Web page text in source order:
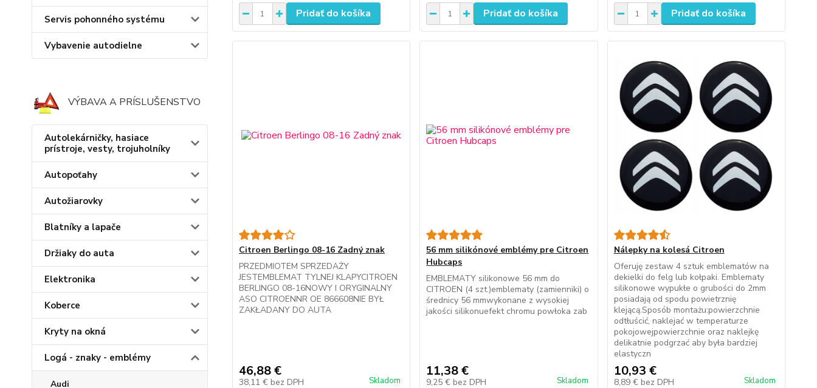
Servis pohonného systému
Vybavenie autodielne
VÝBAVA A PRÍSLUŠENSTVO
Autolekárničky, hasiace
prístroje, vesty, trojuholníky
Autopoťahy
Autožiarovky
Blatníky a lapače
Držiaky do auta
Elektronika
Koberce
Kryty na okná
Logá - znaky - emblémy
Audi
Pridať do košíka Pridať do košíka Pridať do košíka
Citroen Berlingo 08-16 Zadný znak
PRZEDMIOTEM SPRZEDAŻY
JESTEMBLEMAT TYLNEJ KLAPYCITROEN
BERLINGO 08-16NOWY I ORYGINALNY
ASO CITROENNR OE 866608NIE BYŁ
ZAKŁADANY DO AUTA
46,88 €
38,11 € bez DPH Skladom
56 mm silikónové emblémy pre Citroen
Hubcaps
EMBLEMATY silikonowe 56 mm do
CITROEN (4 szt.)emblematy (zamienniki) o
średnicy 56 mmwykonane z wysokiej
jakości silikonuefekt chromu powłoka zab
11,38 €
9,25 € bez DPH Skladom
Nálepky na kolesá Citroen
Oferuję zestaw 4 sztuk emblematów na
dekielki do felg lub kołpaki. Emblematy
silikonowe wypukłe o grubości do 2mm
posiadają od spodu powietrznię
klejącą.Sposób montażu:powierzchnie
odtłuścić, naklejać w temperaturze
pokojowejpowierzchnie oraz naklejkę
delikatnie podgrzać aby była bardziej
elastyczn
10,93 €
8,89 € bez DPH Skladom